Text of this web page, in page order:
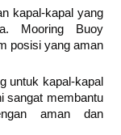
kapal-kapal yang
Mooring Buoy
posisi yang aman
untuk kapal-kapal
sangat membantu
aman dan